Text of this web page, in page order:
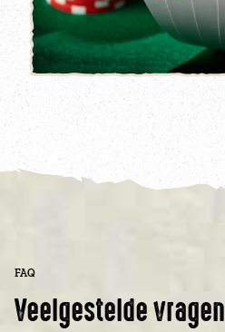
FAQ
Veelgestelde vragen